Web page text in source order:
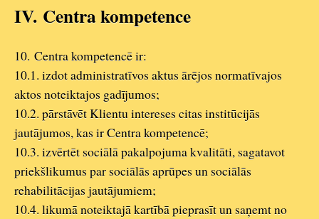
IV. Centra kompetence
10. Centra kompetencē ir:
10.1. izdot administratīvos aktus ārējos normatīvajos
aktos noteiktajos gadījumos;
10.2. pārstāvēt Klientu intereses citas institūcijās
jautājumos, kas ir Centra kompetencē;
10.3. izvērtēt sociālā pakalpojuma kvalitāti, sagatavot
priekšlikumus par sociālās aprūpes un sociālās
rehabilitācijas jautājumiem;
10.4. likumā noteiktajā kartībā pieprasīt un saņemt no